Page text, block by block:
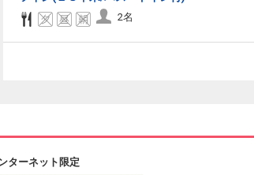
2名
ターネット限定